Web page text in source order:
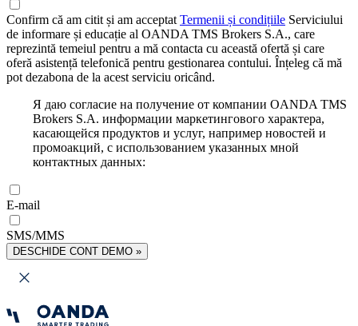
Confirm că am citit și am acceptat Termenii și condițiile Serviciului
de informare și educație al OANDA TMS Brokers S.A., care
reprezintă temeiul pentru a mă contacta cu această ofertă și care
oferă asistență telefonică pentru gestionarea contului. Înțeleg că mă
pot dezabona de la acest serviciu oricând.
Я даю согласие на получение от компании OANDA TMS
Brokers S.A. информации маркетингового характера,
касающейся продуктов и услуг, например новостей и
промоакций, с использованием указанных мной
контактных данных:
E-mail
SMS/MMS
DESCHIDE CONT DEMO »